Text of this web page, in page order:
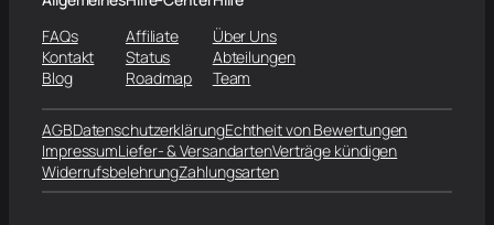
FAQs
Kontakt
Blog
Affiliate
Status
Roadmap
Über Uns
Abteilungen
Team
AGBDatenschutzerklärungEchtheit von Bewertungen
ImpressumLiefer- & VersandartenVerträge kündigen
WiderrufsbelehrungZahlungsarten